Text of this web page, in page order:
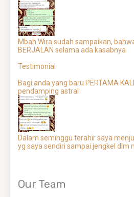
Mbah Wira sudah sampaikan,
BERJALAN selama ada kasabnya
Testimonial
Bagi anda yang baru PERTAMA
pendamping astral
Dalam seminggu terahir saya
yg saya sendiri sampai jengkel dlm
Our Team